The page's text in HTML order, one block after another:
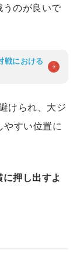
のが良いで
戦における
けられ、大ジ
やすい位置に
押し出すよ